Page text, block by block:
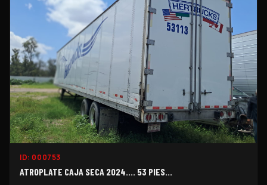
ID: 000753
ATROPLATE CAJA SECA 2024.... 53 PIES...